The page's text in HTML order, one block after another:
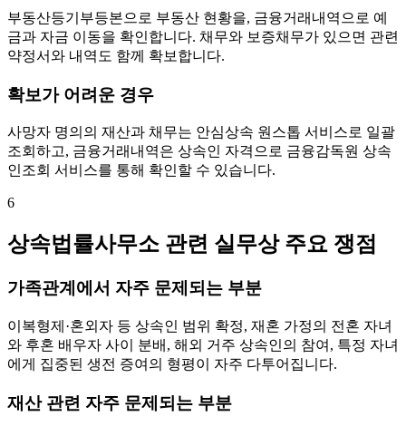
부동산등기부등본으로 부동산 현황을, 금융거래내역으로 예
금과 자금 이동을 확인합니다. 채무와 보증채무가 있으면 관련
약정서와 내역도 함께 확보합니다.
확보가 어려운 경우
사망자 명의의 재산과 채무는 안심상속 원스톱 서비스로 일괄
조회하고, 금융거래내역은 상속인 자격으로 금융감독원 상속
인조회 서비스를 통해 확인할 수 있습니다.
6
상속법률사무소 관련 실무상 주요 쟁점
가족관계에서 자주 문제되는 부분
이복형제·혼외자 등 상속인 범위 확정, 재혼 가정의 전혼 자녀
와 후혼 배우자 사이 분배, 해외 거주 상속인의 참여, 특정 자녀
에게 집중된 생전 증여의 형평이 자주 다투어집니다.
재산 관련 자주 문제되는 부분